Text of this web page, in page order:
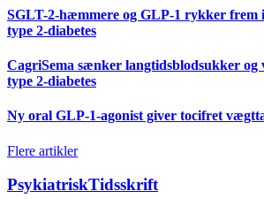
SGLT-2-hæmmere og GLP-1 rykker frem
type 2-diabetes
CagriSema sænker langtidsblodsukker
type 2-diabetes
Ny oral GLP-1-agonist giver tocifret
Flere artikler
PsykiatriskTidsskrift